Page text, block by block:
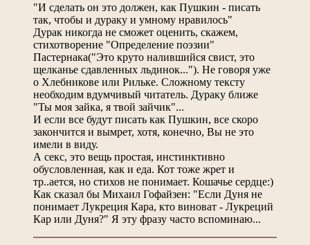
"И сделать он это должен, как Пушкин - писать
так, чтобы и дураку и умному нравилось"
Дурак никогда не сможет оценить, скажем,
стихотворение "Определение поэзии"
Пастернака("Это круто налившийся свист, это
щелканье сдавленных льдинок..."). Не говоря уже
о Хлебникове или Рильке. Сложному тексту
необходим вдумчивый читатель. Дураку ближе
"Ты моя зайка, я твой зайчик"...
И если все будут писать как Пушкин, все скоро
закончится и вымрет, хотя, конечно, Вы не это
имели в виду.
А секс, это вещь простая, инстинктивно
обусловленная, как и еда. Кот тоже жрет и
тр..ается, но стихов не понимает. Кошачье сердце:)
Как сказал бы Михаил Гофайзен: "Если Дуня не
понимает Лукреция Кара, кто виноват - Лукреций
Кар или Дуня?" Я эту фразу часто вспоминаю...